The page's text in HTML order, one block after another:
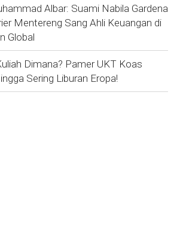
Albar: Suami Nabila Gardena
Mentereng Sang Ahli Keuangan di
Global
Dimana? Pamer UKT Koas
Sering Liburan Eropa!